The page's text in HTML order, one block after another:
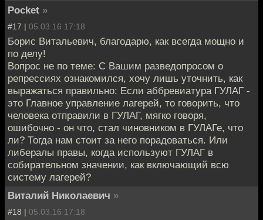
Pocket »
#17 | 05.03.16 17:18
Борис Витальевич, благодарю, как всегда мощно и
по делу!
Вопрос не по теме: С Вашим разведопросом о
репрессиях ознакомился, хочу лишь уточнить, как
выражаться правильно: Если аббревиатура ГУЛАГ -
это Главное управление лагерей, то говорить, что
человека отправили в ГУЛАГ, мягко говоря,
ошибочно - он что, стал чиновником в ГУЛАГе, что
ли? Тогда нам стоит за него порадоваться. Или
либералы правы, когда используют ГУЛАГ в
собирательном значении, как включающий всю
систему лагерей?
Виталий Николаевич »
#18 | 05.03.16 17:18